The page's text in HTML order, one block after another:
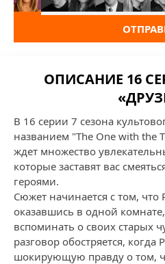
ОПИСАНИЕ 16
В 16 серии 7 сезона
названием "The One with the
ждет множество
которые заставят вас
героями.
Сюжет начинается с том, что
оказавшись в одной
вспоминать о своих старых
разговор обостряется, когда
шокирующую правду о том,